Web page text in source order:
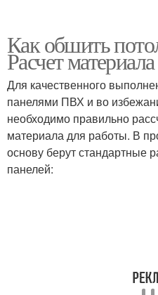
Как обшить
Расчет
Для качественного
панелями ПВХ и во
необходимо правильно
материала для работы. В
основу берут стандартные
панелей: